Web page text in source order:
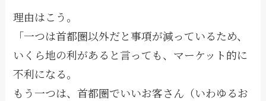
理由はこう。
「一つは首都圏以外だと事項が減っているため、
いくら地の利があると言っても、マーケット的に
不利になる。
もう一つは、首都圏でいいお客さん（いわゆるお